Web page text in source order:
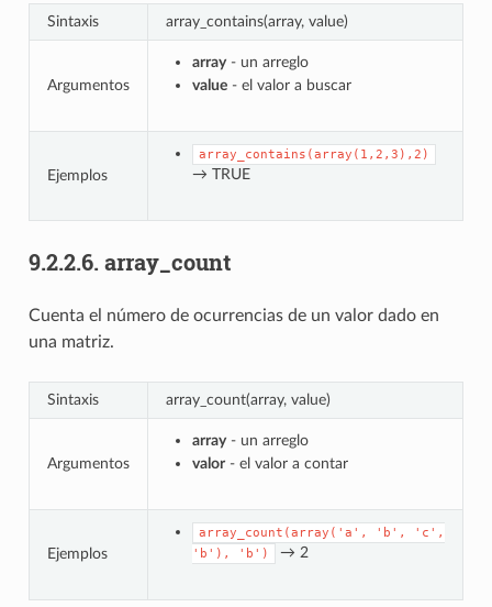
Sintaxis array_contains(array, value)
Argumentos
array- un arreglo
value- el valor a buscar
Ejemplos
array_contains(array(1,2,3),2)
→ TRUE
9.2.2.6. array_count
Cuenta el número de ocurrencias de un valor dado en
una matriz.
Sintaxis array_count(array, value)
Argumentos
array- un arreglo
valor- el valor a contar
Ejemplos
array_count(array('a', 'b',
'c',
'b'),
'b') → 2